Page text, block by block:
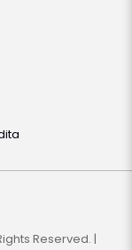
Reserved. |